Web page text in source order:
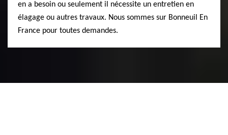
en a besoin ou seulement il nécessite un entretien en
élagage ou autres travaux. Nous sommes sur Bonneuil En
France pour toutes demandes.